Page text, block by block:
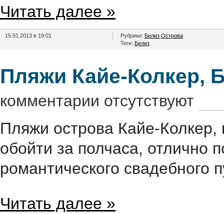
Читать далее »
15.01.2013 в 19:01 Рубрики: Белиз Острова
Теги: Белиз
Пляжи Кайе-Колкер,
комментарии отсутствуют
Пляжи острова Кайе-
обойти за полчаса, отлично
романтического свадебного
Читать далее »